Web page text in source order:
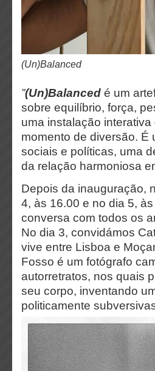
(Un)Balanced
”(Un)Balanced é um
sobre equilíbrio, força,
uma instalação
momento de diversão. É
sociais e políticas, uma
da relação harmoniosa
Depois da inauguração,
4, às 16.00 e no dia 5,
conversa com todos os
No dia 3, convidámos
vive entre Lisboa e
Fosso é um fotógrafo
autorretratos, nos quais
seu corpo, inventando
politicamente